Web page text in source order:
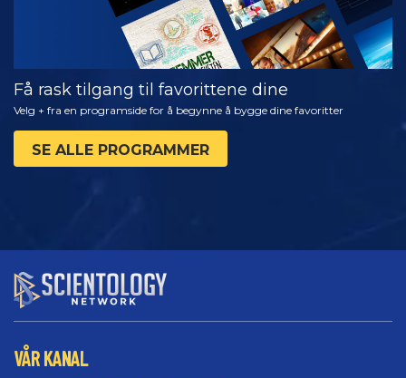
Få rask tilgang til favorittene dine
Velg + fra en programside for å begynne å bygge dine favoritter
SE ALLE PROGRAMMER
VÅR KANAL